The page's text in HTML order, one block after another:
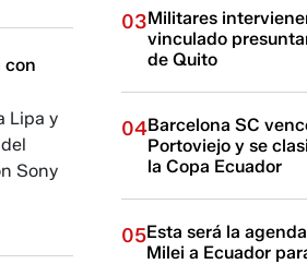
con
Lipa y
Sony
03Militares
vinculado
de Quito
04Barcelona SC
Portoviejo y se
la Copa Ecuador
05Esta será la
Milei a Ecuador